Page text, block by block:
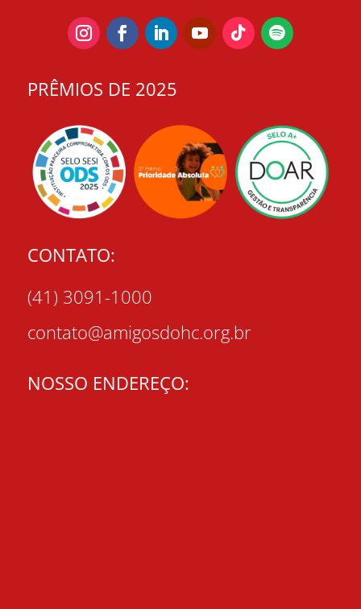
PRÊMIOS DE 2025
CONTATO:
(41) 3091-1000
contato@amigosdohc.org.br
NOSSO ENDEREÇO: